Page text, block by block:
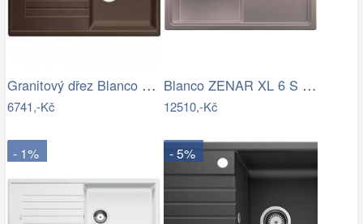
Granitový dřez Blanco ZIA 5 S káva…
6741,-Kč
Blanco ZENAR XL 6 S InFino Silgranit…
12510,-Kč
- 1% - 5%